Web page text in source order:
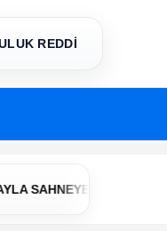
REDDİ
İLK ADIM